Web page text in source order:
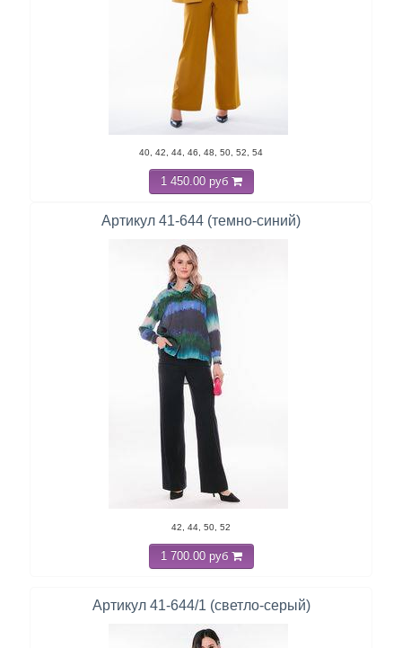
40, 42, 44, 46, 48, 50, 52, 54
1 450.00 руб
Артикул 41-644 (темно-синий)
42, 44, 50, 52
1 700.00 руб
Артикул 41-644/1 (светло-серый)